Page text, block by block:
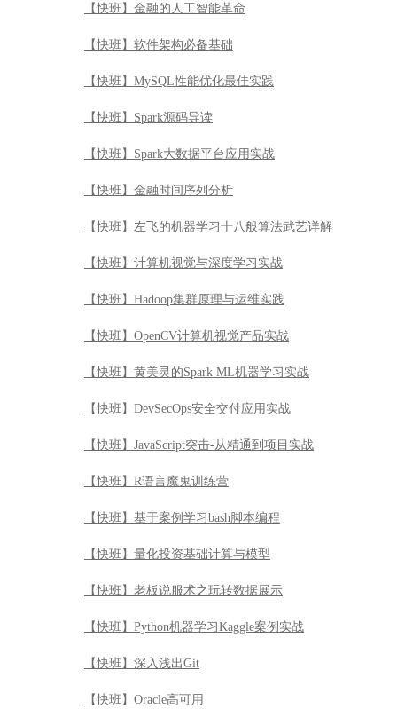
【快班】金融时间序列分析
【快班】左飞的机器学习十八般算法武艺详解
【快班】计算机视觉与深度学习实战
【快班】Hadoop集群原理与运维实践
【快班】OpenCV计算机视觉产品实战
【快班】黄美灵的Spark ML机器学习实战
【快班】DevSecOps安全交付应用实战
【快班】JavaScript突击-从精通到项目实战
【快班】R语言魔鬼训练营
【快班】基于案例学习bash脚本编程
【快班】量化投资基础计算与模型
【快班】老板说服术之玩转数据展示
【快班】Python机器学习Kaggle案例实战
【快班】深入浅出Git
【快班】Oracle高可用
【快班】数据库系统实现技术内幕
【快班】Goldengate从入门到精通
【快班】PL/SQL实战魔鬼训练营
【快班】Oracle 12c特性解读-容器数据库和灾备
【快班】Oracle DBA从小白到入职实战应用